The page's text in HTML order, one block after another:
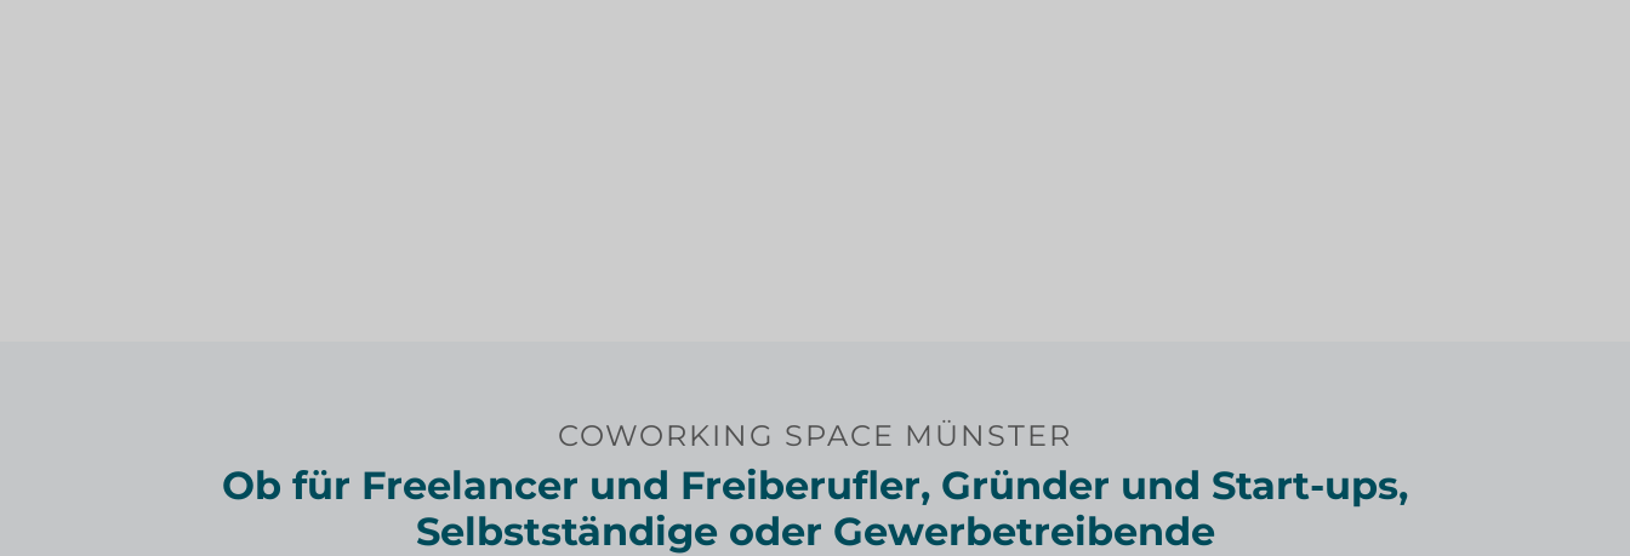
COWORKING SPACE MÜNSTER
Ob für Freelancer und Freiberufler, Gründer und Start-ups,
Selbstständige oder Gewerbetreibende